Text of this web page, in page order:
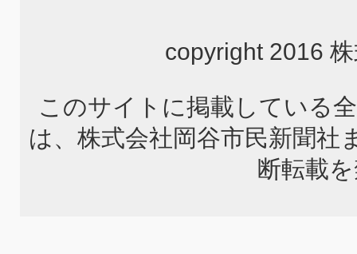
copyright 2016
このサイトに掲載している
は、株式会社岡谷市民新聞社
断転載